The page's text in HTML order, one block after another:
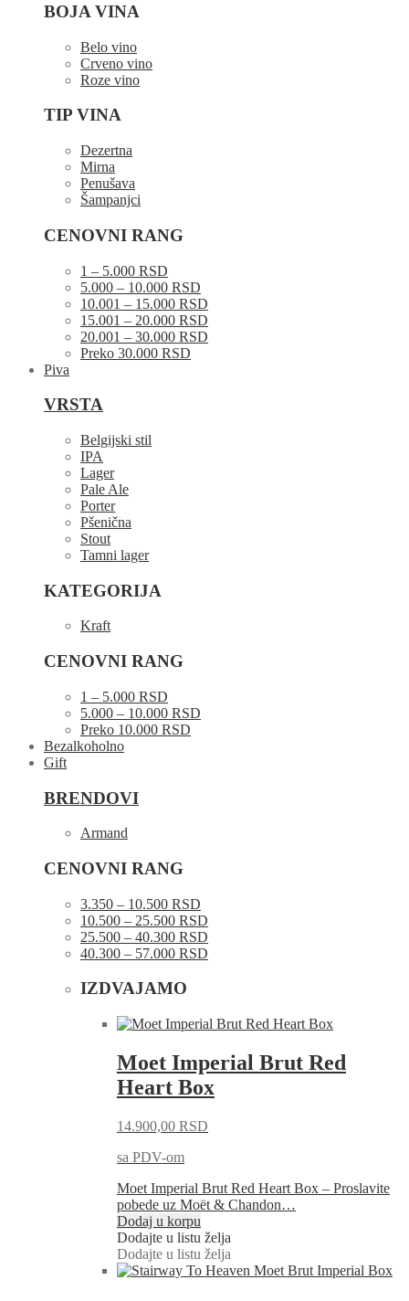
BOJA VINA
Belo vino
Crveno vino
Roze vino
TIP VINA
Dezertna
Mirna
Penušava
Šampanjci
CENOVNI RANG
1 – 5.000 RSD
5.000 – 10.000 RSD
10.001 – 15.000 RSD
15.001 – 20.000 RSD
20.001 – 30.000 RSD
Preko 30.000 RSD
Piva
VRSTA
Belgijski stil
IPA
Lager
Pale Ale
Porter
Pšenična
Stout
Tamni lager
KATEGORIJA
Kraft
CENOVNI RANG
1 – 5.000 RSD
5.000 – 10.000 RSD
Preko 10.000 RSD
Bezalkoholno
Gift
BRENDOVI
Armand
CENOVNI RANG
3.350 – 10.500 RSD
10.500 – 25.500 RSD
25.500 – 40.300 RSD
40.300 – 57.000 RSD
IZDVAJAMO
Moet Imperial Brut Red
Heart Box
14.900,00 RSD
sa PDV-om
Moet Imperial Brut Red Heart Box – Proslavite
pobede uz Moët & Chandon…
Dodaj u korpu
Dodajte u listu želja
Dodajte u listu želja